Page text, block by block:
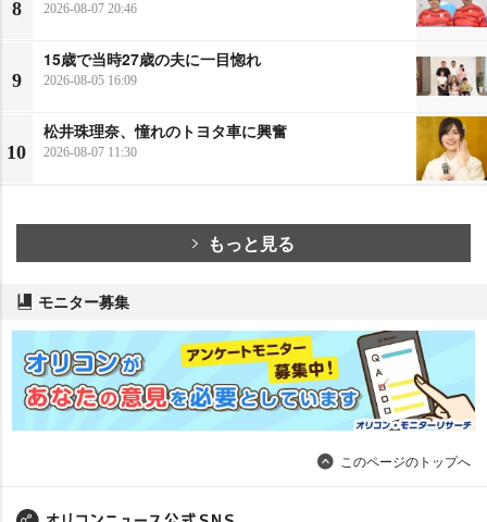
8 2026-08-07 20:46
9
15歳で当時27歳の夫に一目惚れ
2026-08-05 16:09
10
松井珠理奈、憧れのトヨタ車に興奮
2026-08-07 11:30
もっと見る
モニター募集
このページのトップへ